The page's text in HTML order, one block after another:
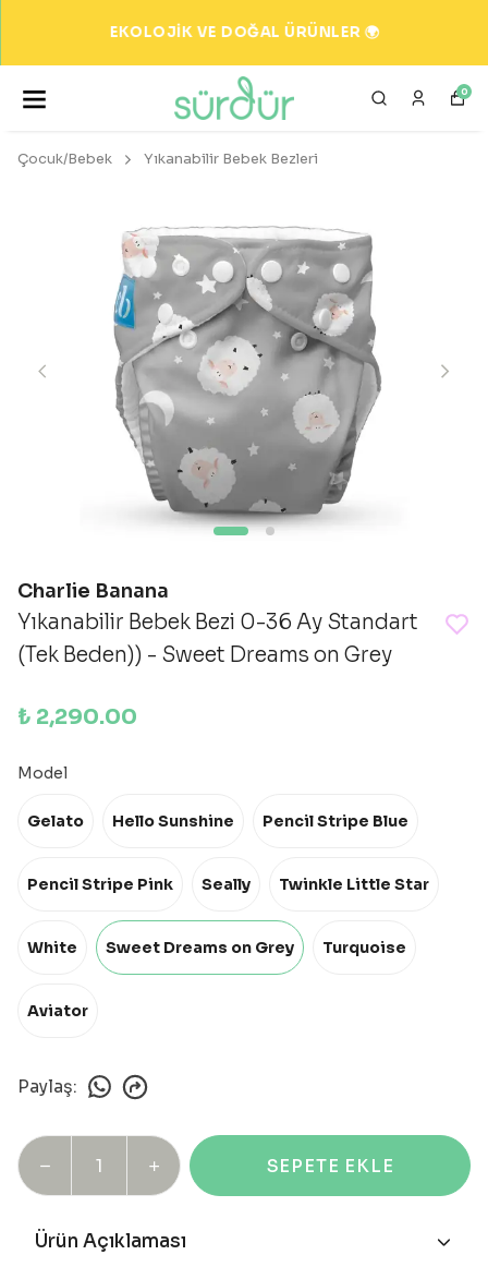
EKOLOJİK VE DOĞAL ÜRÜNLER 🌍
0
Çocuk/Bebek Yıkanabilir Bebek Bezleri
Charlie Banana
Yıkanabilir Bebek Bezi 0-36 Ay Standart
(Tek Beden)) - Sweet Dreams on Grey
₺ 2,290.00
Model
Gelato Hello Sunshine Pencil Stripe Blue
Pencil Stripe Pink Seally Twinkle Little Star
White Sweet Dreams on Grey Turquoise
Aviator
Paylaş:
SEPETE EKLE
Ürün Açıklaması